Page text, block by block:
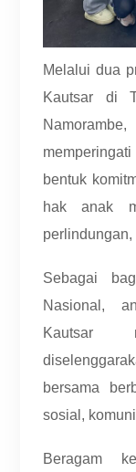
Melalui dua
Kautsar di
bentuk
hak anak
Sebagai
Nasional,
Kautsar
bersama
sosial,
Beragam